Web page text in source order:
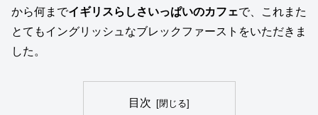
から何までイギリスらしさいっぱいのカフェで、これまた
とてもイングリッシュなブレックファーストをいただきま
した。
目次